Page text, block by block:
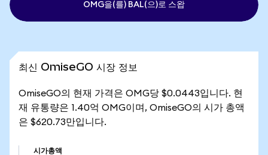
OMG을(를) BAL(으)로 스왑
최신 OmiseGO 시장 정보
OmiseGO의 현재 가격은 OMG당 $0.0443입니다. 현
재 유통량은 1.40억 OMG이며, OmiseGO의 시가 총액
은 $620.73만입니다.
시가총액